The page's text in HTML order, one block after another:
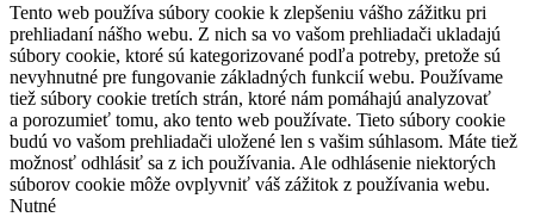
Tento web používa súbory cookie k zlepšeniu vášho zážitku pri
prehliadaní nášho webu. Z nich sa vo vašom prehliadači ukladajú
súbory cookie, ktoré sú kategorizované podľa potreby, pretože sú
nevyhnutné pre fungovanie základných funkcií webu. Používame
tiež súbory cookie tretích strán, ktoré nám pomáhajú analyzovať
a porozumieť tomu, ako tento web používate. Tieto súbory cookie
budú vo vašom prehliadači uložené len s vašim súhlasom. Máte tiež
možnosť odhlásiť sa z ich používania. Ale odhlásenie niektorých
súborov cookie môže ovplyvniť váš zážitok z používania webu.
Nutné